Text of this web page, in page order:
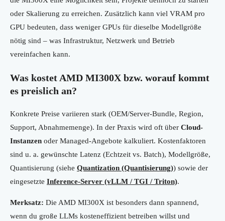
oder Skalierung zu erreichen. Zusätzlich kann viel VRAM pro
GPU bedeuten, dass weniger GPUs für dieselbe Modellgröße
nötig sind – was Infrastruktur, Netzwerk und Betrieb
vereinfachen kann.
Was kostet AMD MI300X bzw. worauf kommt
es preislich an?
Konkrete Preise variieren stark (OEM/Server-Bundle, Region,
Support, Abnahmemenge). In der Praxis wird oft über Cloud-
Instanzen oder Managed-Angebote kalkuliert. Kostenfaktoren
sind u. a. gewünschte Latenz (Echtzeit vs. Batch), Modellgröße,
Quantisierung (siehe Quantization (Quantisierung)) sowie der
eingesetzte Inference-Server (vLLM / TGI / Triton).
Merksatz: Die AMD MI300X ist besonders dann spannend,
wenn du große LLMs kosteneffizient betreiben willst und